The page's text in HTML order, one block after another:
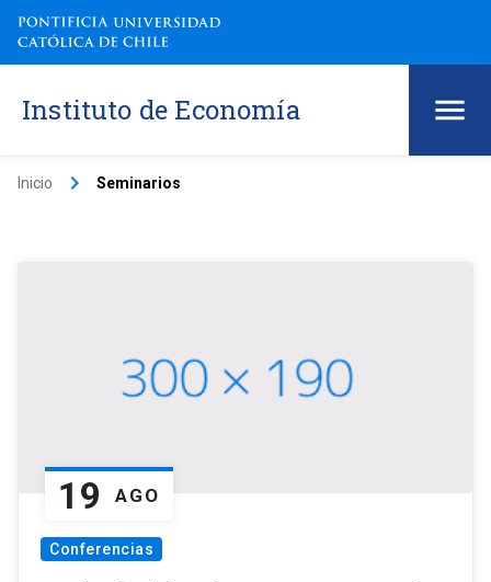
Instituto de Economía
Inicio keyboard_arrow_right Seminarios
19 AGO
Conferencias